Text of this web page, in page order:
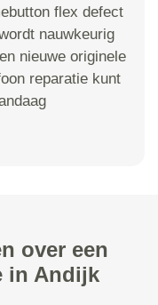
flex defect
nauwkeurig
nieuwe originele
reparatie kunt
over een
in Andijk